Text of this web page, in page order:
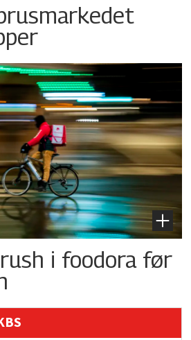
i foodora før